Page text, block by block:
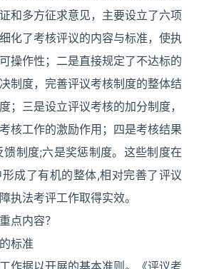
和多方征求意见，主要设立了六项
化了考核评议的内容与标准，使执
操作性；二是直接规定了不达标的
制度，完善评议考核制度的整体结
；三是设立评议考核的加分制度，
核工作的激励作用；四是考核结果
制度;六是奖惩制度。这些制度在
形成了有机的整体,相对完善了评议
执法考评工作取得实效。
点内容？
标准
作据以开展的基本准则。《评议考